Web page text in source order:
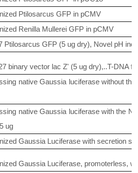
Ptilosarcus GFP in pCMV
Renilla Mullerei GFP in pCMV
Ptilosarcus GFP (5 ug dry), Novel pH
binary vector lac Z' (5 ug dry),..T-DNA
native Gaussia luciferase without
native Gaussia luciferase with the
ug
Gaussia Luciferase with secretion
Gaussia Luciferase, promoterless,